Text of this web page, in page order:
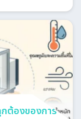
ต้องของการ